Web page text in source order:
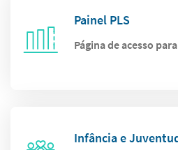
Painel PLS
Página de acesso
Infância e